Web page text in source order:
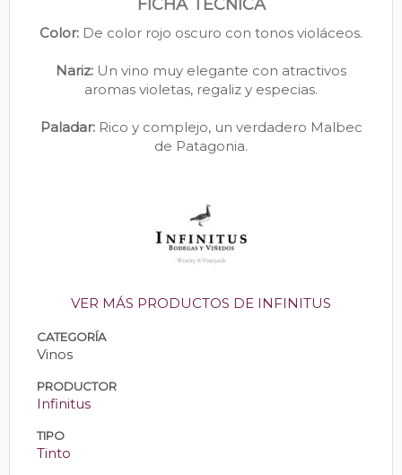
FICHA TÉCNICA
Color: De color rojo oscuro con tonos violáceos.
Nariz: Un vino muy elegante con atractivos
aromas violetas, regaliz y especias.
Paladar:Rico y complejo, un verdadero Malbec
de Patagonia.
VER MÁS PRODUCTOS DE INFINITUS
CATEGORÍA
Vinos
PRODUCTOR
Infinitus
TIPO
Tinto